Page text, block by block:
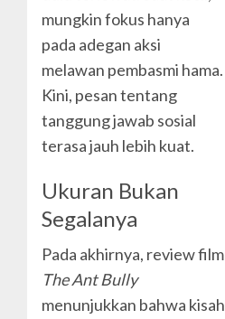
mungkin fokus hanya
pada adegan aksi
melawan pembasmi hama.
Kini, pesan tentang
tanggung jawab sosial
terasa jauh lebih kuat.
Ukuran Bukan
Segalanya
Pada akhirnya, review film
The Ant Bully
menunjukkan bahwa kisah